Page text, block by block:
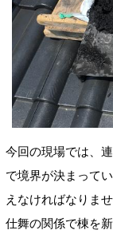
今回の現場では、
で境界が決まって
えなければなりま
仕舞の関係で棟を